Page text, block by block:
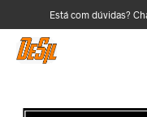
Está com dúvidas?